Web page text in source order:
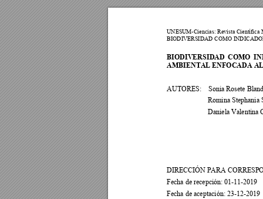
UNESUM-Ciencias: Revista Científica
BIODIVERSIDAD COMO
BIODIVERSIDAD COMO
AMBIENTAL ENFOCADA
AUTORES:
Sonia Rosete
Romina Stephania
Daniela Valentina
DIRECCIÓN PARA
Fecha de recepción: 01-11-2019
Fecha de aceptación: 23-12-2019